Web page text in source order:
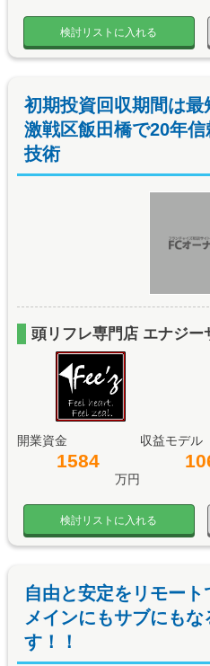
検討リストに入れる
初期投資回収期間は
激戦区飯田橋で20年
技術
頭リフレ専門店 エナジー
開業資金
1584
万円
収益モデル
検討リストに入れる
自由と安定をリモート
メインにもサブにも
す！！